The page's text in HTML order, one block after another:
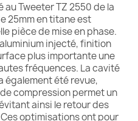
Tweeter TZ 2550 de la
25mm en titane est
pièce de mise en phase.
injecté, finition
plus importante une
fréquences. La cavité
également été revue,
compression permet un
ainsi le retour des
optimisations ont pour